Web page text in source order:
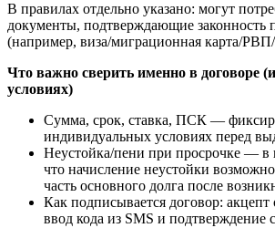
В правилах отдельно указано: могут
документы, подтверждающие законность
(например, виза/миграционная карта/
Что важно сверить именно в договоре
условиях)
Сумма, срок, ставка, ПСК —
индивидуальных условиях перед
Неустойка/пени при просрочке — в
что начисление неустойки
часть основного долга после
Как подписывается договор:
ввод кода из SMS и подтверждение